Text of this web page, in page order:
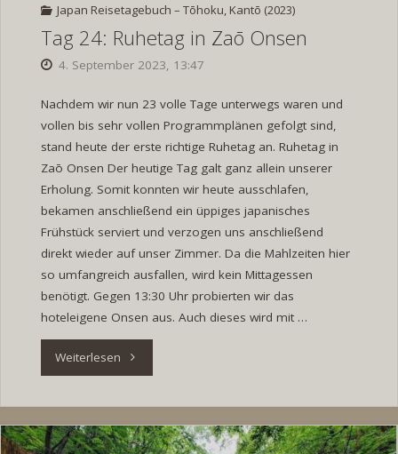
Japan Reisetagebuch – Tōhoku, Kantō (2023)
Tag 24: Ruhetag in Zaō Onsen
4. September 2023, 13:47
Nachdem wir nun 23 volle Tage unterwegs waren und
vollen bis sehr vollen Programmplänen gefolgt sind,
stand heute der erste richtige Ruhetag an. Ruhetag in
Zaō Onsen Der heutige Tag galt ganz allein unserer
Erholung. Somit konnten wir heute ausschlafen,
bekamen anschließend ein üppiges japanisches
Frühstück serviert und verzogen uns anschließend
direkt wieder auf unser Zimmer. Da die Mahlzeiten hier
so umfangreich ausfallen, wird kein Mittagessen
benötigt. Gegen 13:30 Uhr probierten wir das
hoteleigene Onsen aus. Auch dieses wird mit …
Weiterlesen"Tag
Ruhetag